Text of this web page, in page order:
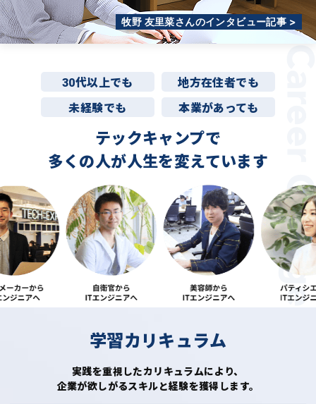
牧野 友里菜さんのインタビュー記事 >
30代以上でも
地方在住者でも
未経験でも
本業があっても
テックキャンプで
多くの人が人生を変えています
学習カリキュラム
実践を重視したカリキュラムにより、
企業が欲しがるスキルと経験を獲得します。